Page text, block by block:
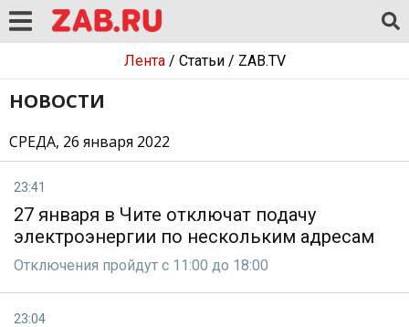
Лента/ Статьи/ ZAB.TV
НОВОСТИ
СРЕДА, 26 января 2022
23:41
27 января в Чите отключат подачу
электроэнергии по нескольким адресам
Отключения пройдут с 11:00 до 18:00
23:04